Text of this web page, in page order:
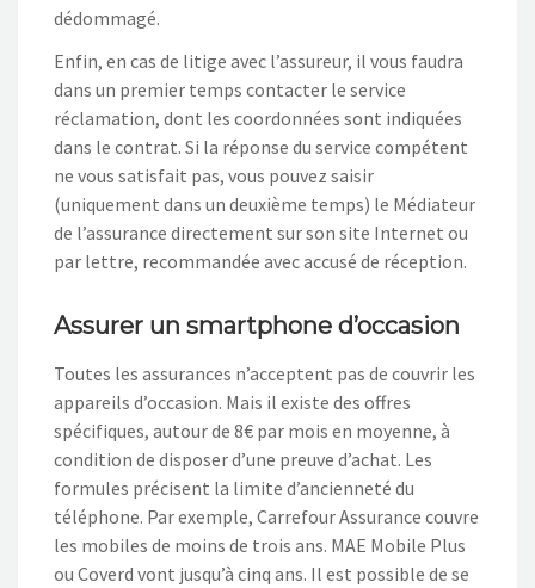
dédommagé.
Enfin, en cas de litige avec l’assureur, il vous faudra
dans un premier temps contacter le service
réclamation, dont les coordonnées sont indiquées
dans le contrat. Si la réponse du service compétent
ne vous satisfait pas, vous pouvez saisir
(uniquement dans un deuxième temps) le Médiateur
de l’assurance directement sur son site Internet ou
par lettre, recommandée avec accusé de réception.
Assurer un smartphone d’occasion
Toutes les assurances n’acceptent pas de couvrir les
appareils d’occasion. Mais il existe des offres
spécifiques, autour de 8€ par mois en moyenne, à
condition de disposer d’une preuve d’achat. Les
formules précisent la limite d’ancienneté du
téléphone. Par exemple, Carrefour Assurance couvre
les mobiles de moins de trois ans. MAE Mobile Plus
ou Coverd vont jusqu’à cinq ans. Il est possible de se